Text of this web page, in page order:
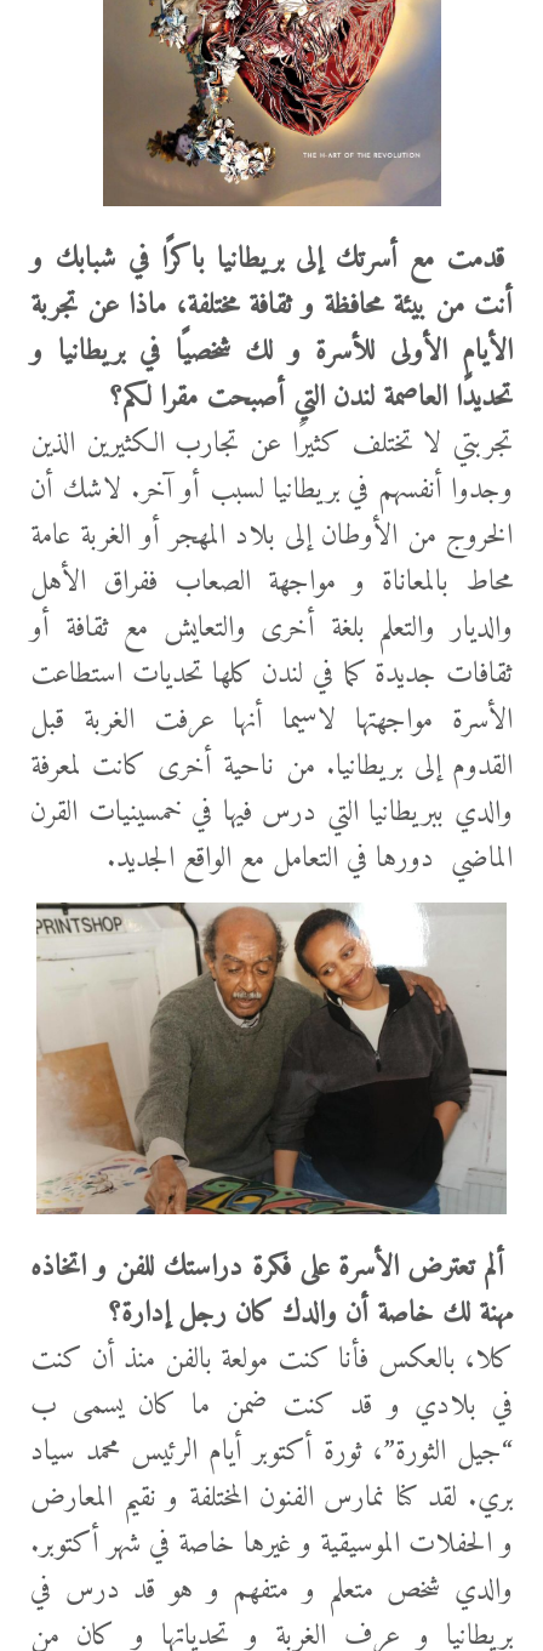
قدمت مع أسرتك إلى بريطانيا باكرًا في شبابك و
أنت من بيئة محافظة و ثقافة مختلفة، ماذا عن تجربة
الأيام الأولى للأسرة و لك شخصيًا في بريطانيا و
تحديدًا العاصمة لندن التي أصبحت مقرا لكم؟
تجربتي لا تختلف كثيرًا عن تجارب الكثيرين الذين
وجدوا أنفسهم في بريطانيا لسبب أو آخر. لاشك أن
الخروج من الأوطان إلى بلاد المهجر أو الغربة عامة
محاط بالمعاناة و مواجهة الصعاب ففراق الأهل
والديار والتعلم بلغة أخرى والتعايش مع ثقافة أو
ثقافات جديدة كما في لندن كلها تحديات استطاعت
الأسرة مواجهتها لاسيما أنها عرفت الغربة قبل
القدوم إلى بريطانيا. من ناحية أخرى كانت لمعرفة
والدي ببريطانيا التي درس فيها في خمسينيات القرن
الماضي دورها في التعامل مع الواقع الجديد.
ألم تعترض الأسرة على فكرة دراستك للفن و اتخاذه
مهنة لك خاصة أن والدك كان رجل إدارة؟
كلا، بالعكس فأنا كنت مولعة بالفن منذ أن كنت
في بلادي و قد كنت ضمن ما كان يسمى ب
“جيل الثورة”، ثورة أكتوبر أيام الرئيس محمد سياد
بري. لقد كنا نمارس الفنون المختلفة و نقيم المعارض
و الحفلات الموسيقية و غيرها خاصة في شهر أكتوبر.
والدي شخص متعلم و متفهم و هو قد درس في
بريطانيا و عرف الغربة و تحدياتها و كان من